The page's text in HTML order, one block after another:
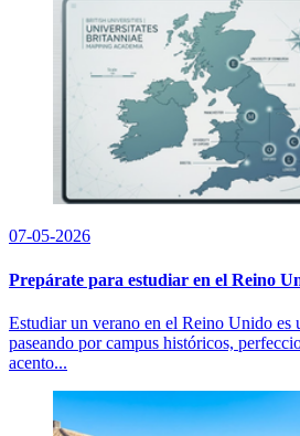
07-05-2026
Prepárate para estudiar en el Reino
Estudiar un verano en el Reino Unido es
paseando por campus históricos,
acento...